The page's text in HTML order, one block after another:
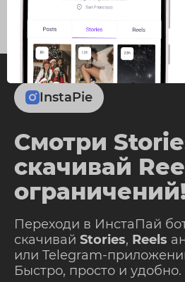
InstaPie
Смотри
скачивай
Переходи в ИнстаПай
скачивай Stories, Reels
или Telegram-
Быстро, просто и удобно.